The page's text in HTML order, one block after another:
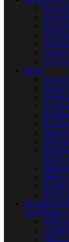
BICIE
BICIE
NOTY
EZOTERIKA